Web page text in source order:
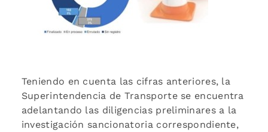
Teniendo en cuenta las cifras anteriores, la
Superintendencia de Transporte se encuentra
adelantando las diligencias preliminares a la
investigación sancionatoria correspondiente,